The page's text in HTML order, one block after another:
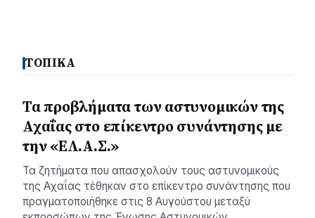
ΤΟΠΙΚΑ
Τα προβλήματα των αστυνομικών της
Αχαΐας στο επίκεντρο συνάντησης με
την «ΕΛ.Α.Σ.»
Τα ζητήματα που απασχολούν τους αστυνομικούς
της Αχαΐας τέθηκαν στο επίκεντρο συνάντησης που
πραγματοποιήθηκε στις 8 Αυγούστου μεταξύ